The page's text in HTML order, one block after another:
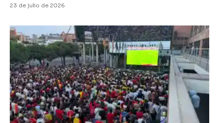
23 de julio de 2026